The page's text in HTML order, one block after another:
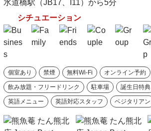
水道橋駅（JB17、I11）から5分
シチュエーション
個室あり 禁煙 無料Wi-Fi オンライン予約
飲み放題・フリードリンク 駐車場 誕生日特典
英語メニュー 英語対応スタッフ ベジタリアン